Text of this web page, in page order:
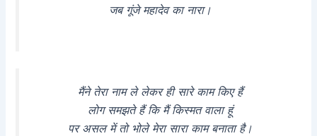
जब गूंजे महादेव का नारा।
मैंने तेरा नाम ले लेकर ही सारे काम किए हैं
लोग समझते हैं कि मैं किस्मत वाला हूं
पर असल में तो भोले मेरा सारा काम बनाता है।